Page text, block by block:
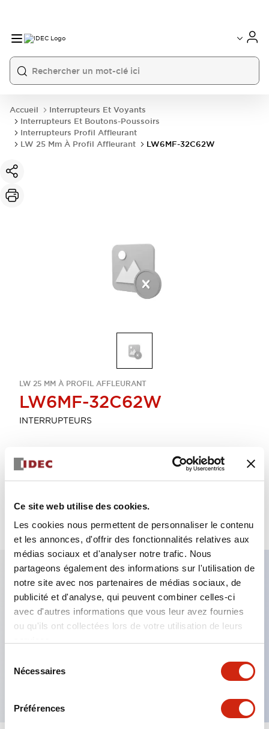
Ce site web utilise des cookies.
Les cookies nous permettent de personnaliser le contenu
et les annonces, d'offrir des fonctionnalités relatives aux
médias sociaux et d'analyser notre trafic. Nous
partageons également des informations sur l'utilisation de
notre site avec nos partenaires de médias sociaux, de
publicité et d'analyse, qui peuvent combiner celles-ci
avec d'autres informations que vous leur avez fournies
ou qu'ils ont collectées lors de votre utilisation de leurs
Nécessaires
Préférences
Accueil
Interrupteurs Et Voyants
Interrupteurs Et Boutons-Poussoirs
Interrupteurs Profil Affleurant
LW 25 Mm À Profil Affleurant
LW6MF-32C62W
LW 25 MM À PROFIL AFFLEURANT
LW6MF-32C62W
INTERRUPTEURS
Sélectionner la quantité
Caractéristiques clés
Fixation par regroupement possible
Le commutateur sélecteur avec clé adopte une
structure à goupille à cylindre haute sécurité
La structure de protection est IP65 (IEC60529)